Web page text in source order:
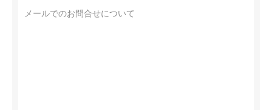
メールでのお問合せについて